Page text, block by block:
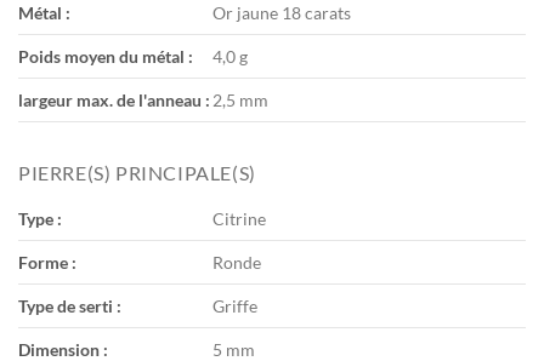
Métal : Or jaune 18 carats
Poids moyen du métal : 4,0 g
largeur max. de l'anneau : 2,5 mm
PIERRE(S) PRINCIPALE(S)
Type : Citrine
Forme : Ronde
Type de serti : Griffe
Dimension : 5 mm